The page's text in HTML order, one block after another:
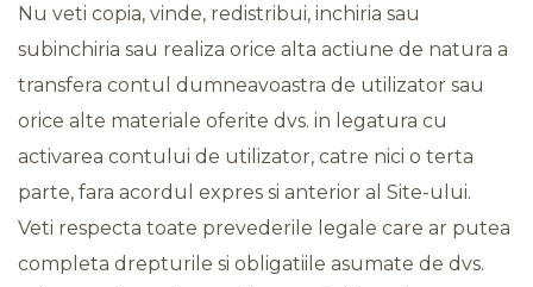
Nu veti copia, vinde, redistribui, inchiria sau
subinchiria sau realiza orice alta actiune de natura a
transfera contul dumneavoastra de utilizator sau
orice alte materiale oferite dvs. in legatura cu
activarea contului de utilizator, catre nici o terta
parte, fara acordul expres si anterior al Site-ului.
Veti respecta toate prevederile legale care ar putea
completa drepturile si obligatiile asumate de dvs.